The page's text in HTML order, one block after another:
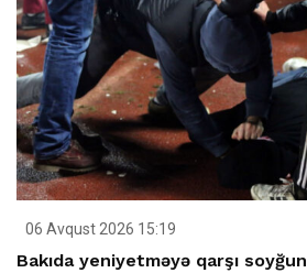
06 Avqust 2026 15:19
Bakıda yeniyetməyə qarşı